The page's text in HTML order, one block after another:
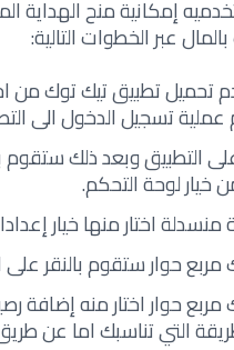
إمكانية منح الهداية
عبر الخطوات التالية:
تطبيق تيك توك من
تسجيل الدخول الى
التطبيق وبعد ذلك
خيار لوحة التحكم.
اختار منها خيار
حوار ستقوم بالنقر على
حوار اختار منه إضافة
التي تناسبك اما عن